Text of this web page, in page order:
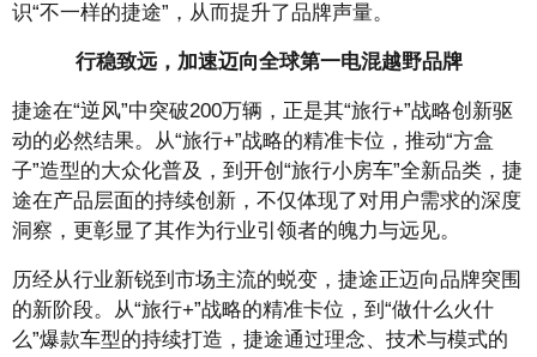
识“不一样的捷途”，从而提升了品牌声量。
行稳致远，加速迈向全球第一电混越野品牌
捷途在“逆风”中突破200万辆，正是其“旅行+”战略创新驱
动的必然结果。从“旅行+”战略的精准卡位，推动“方盒
子”造型的大众化普及，到开创“旅行小房车”全新品类，捷
途在产品层面的持续创新，不仅体现了对用户需求的深度
洞察，更彰显了其作为行业引领者的魄力与远见。
历经从行业新锐到市场主流的蜕变，捷途正迈向品牌突围
的新阶段。从“旅行+”战略的精准卡位，到“做什么火什
么”爆款车型的持续打造，捷途通过理念、技术与模式的